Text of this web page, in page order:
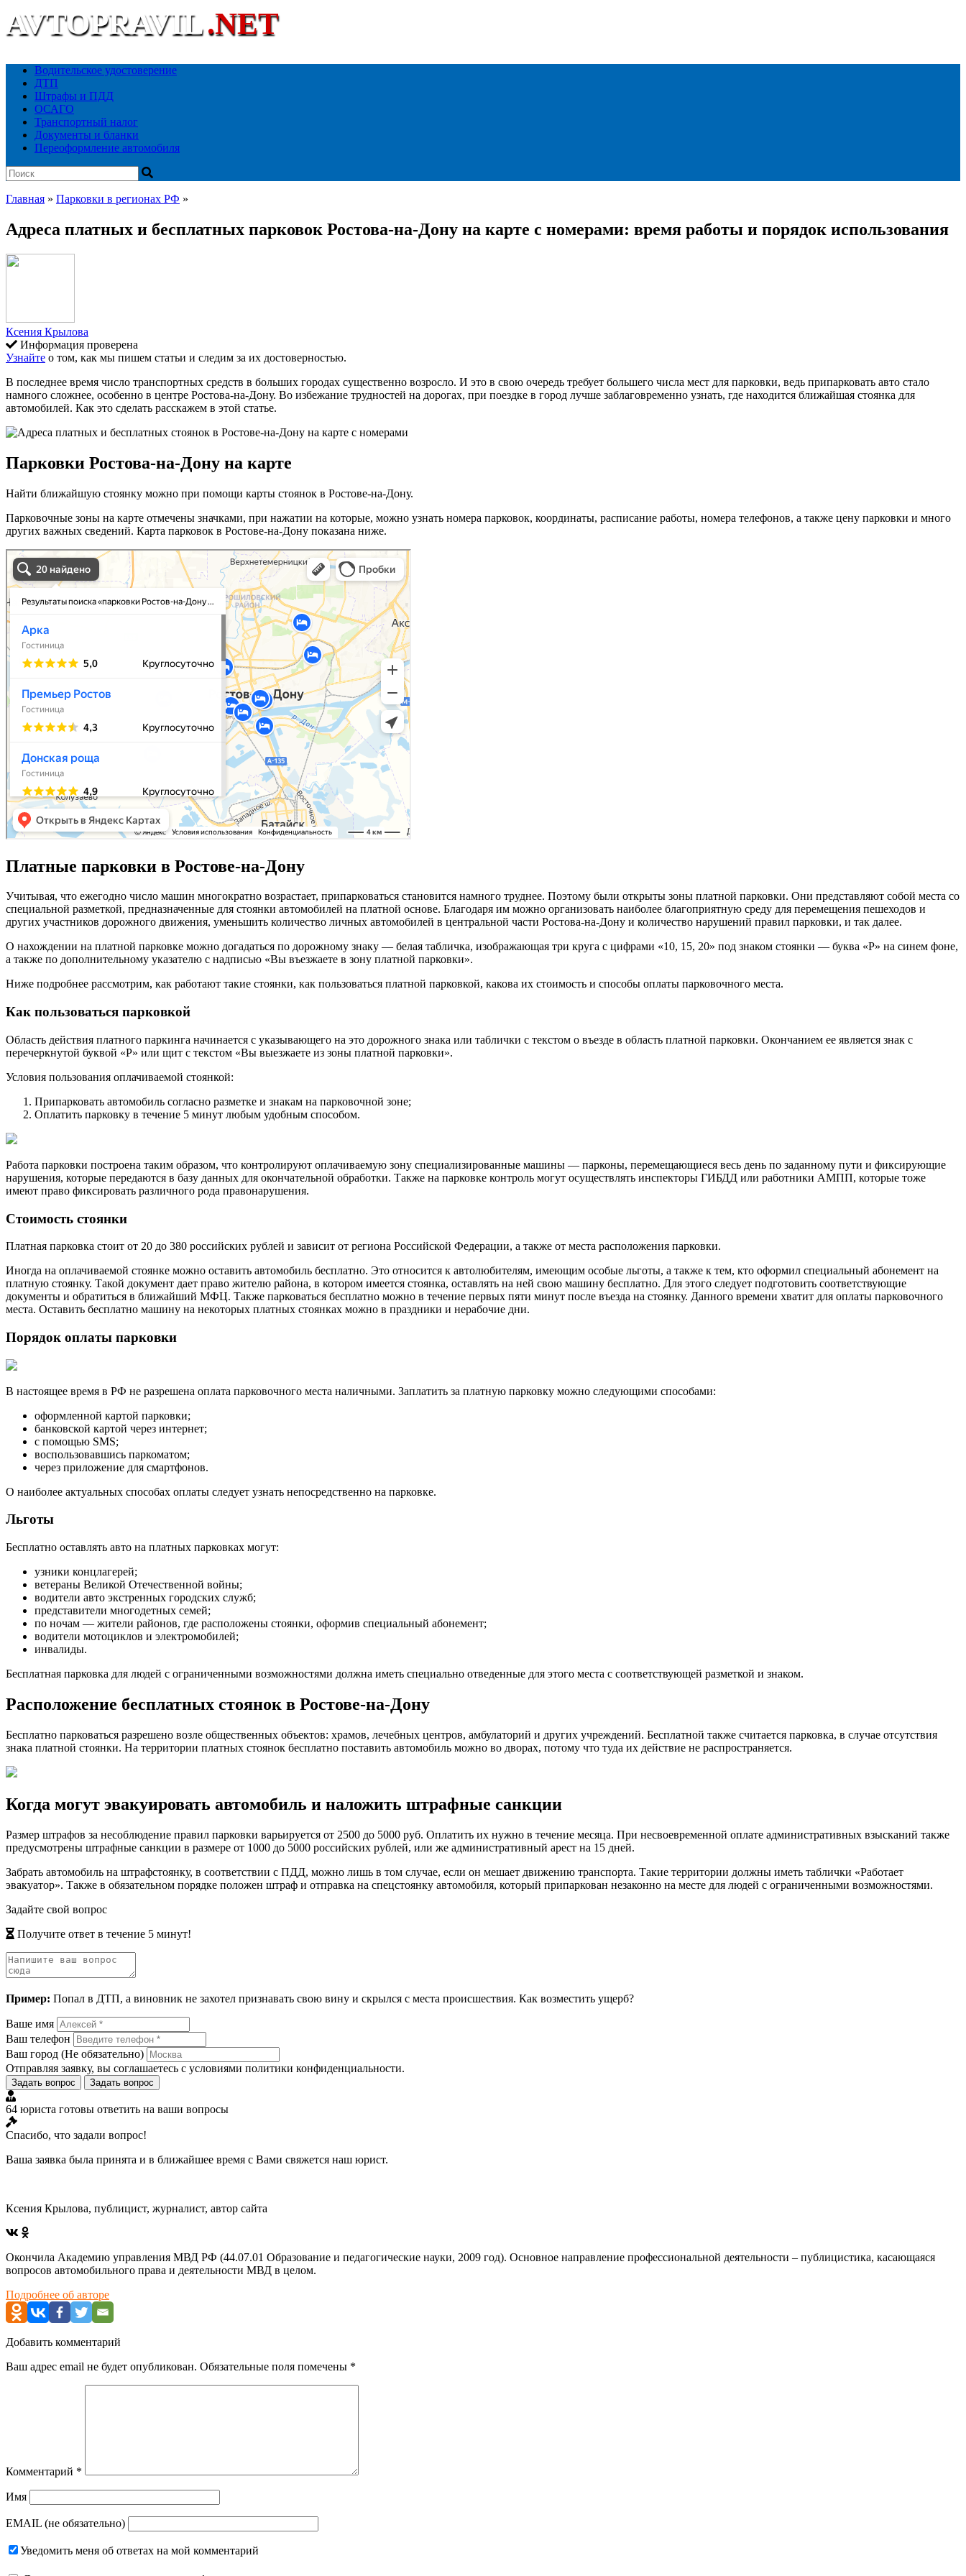
AVTOPRAVIL.NET
Водительское удостоверение
ДТП
Штрафы и ПДД
ОСАГО
Транспортный налог
Документы и бланки
Переоформление автомобиля
Главная » Парковки в регионах РФ »
Адреса платных и бесплатных парковок Ростова-на-Дону на карте с номерами: время работы и порядок использования
Ксения Крылова
Информация проверена
Узнайте о том, как мы пишем статьи и следим за их достоверностью.
В последнее время число транспортных средств в больших городах существенно возросло. И это в свою очередь требует большего числа мест для парковки, ведь припарковать авто стало
намного сложнее, особенно в центре Ростова-на-Дону. Во избежание трудностей на дорогах, при поездке в город лучше заблаговременно узнать, где находится ближайшая стоянка для
автомобилей. Как это сделать расскажем в этой статье.
Парковки Ростова-на-Дону на карте
Найти ближайшую стоянку можно при помощи карты стоянок в Ростове-на-Дону.
Парковочные зоны на карте отмечены значками, при нажатии на которые, можно узнать номера парковок, координаты, расписание работы, номера телефонов, а также цену парковки и много
других важных сведений. Карта парковок в Ростове-на-Дону показана ниже.
Платные парковки в Ростове-на-Дону
Учитывая, что ежегодно число машин многократно возрастает, припарковаться становится намного труднее. Поэтому были открыты зоны платной парковки. Они представляют собой места со
специальной разметкой, предназначенные для стоянки автомобилей на платной основе. Благодаря им можно организовать наиболее благоприятную среду для перемещения пешеходов и
других участников дорожного движения, уменьшить количество личных автомобилей в центральной части Ростова-на-Дону и количество нарушений правил парковки, и так далее.
О нахождении на платной парковке можно догадаться по дорожному знаку — белая табличка, изображающая три круга с цифрами «10, 15, 20» под знаком стоянки — буква «P» на синем фоне,
а также по дополнительному указателю с надписью «Вы въезжаете в зону платной парковки».
Ниже подробнее рассмотрим, как работают такие стоянки, как пользоваться платной парковкой, какова их стоимость и способы оплаты парковочного места.
Как пользоваться парковкой
Область действия платного паркинга начинается с указывающего на это дорожного знака или таблички с текстом о въезде в область платной парковки. Окончанием ее является знак с
перечеркнутой буквой «P» или щит с текстом «Вы выезжаете из зоны платной парковки».
Условия пользования оплачиваемой стоянкой:
Припарковать автомобиль согласно разметке и знакам на парковочной зоне;
Оплатить парковку в течение 5 минут любым удобным способом.
Работа парковки построена таким образом, что контролируют оплачиваемую зону специализированные машины — парконы, перемещающиеся весь день по заданному пути и фиксирующие
нарушения, которые передаются в базу данных для окончательной обработки. Также на парковке контроль могут осуществлять инспекторы ГИБДД или работники АМПП, которые тоже
имеют право фиксировать различного рода правонарушения.
Стоимость стоянки
Платная парковка стоит от 20 до 380 российских рублей и зависит от региона Российской Федерации, а также от места расположения парковки.
Иногда на оплачиваемой стоянке можно оставить автомобиль бесплатно. Это относится к автолюбителям, имеющим особые льготы, а также к тем, кто оформил специальный абонемент на
платную стоянку. Такой документ дает право жителю района, в котором имеется стоянка, оставлять на ней свою машину бесплатно. Для этого следует подготовить соответствующие
документы и обратиться в ближайший МФЦ. Также парковаться бесплатно можно в течение первых пяти минут после въезда на стоянку. Данного времени хватит для оплаты парковочного
места. Оставить бесплатно машину на некоторых платных стоянках можно в праздники и нерабочие дни.
Порядок оплаты парковки
В настоящее время в РФ не разрешена оплата парковочного места наличными. Заплатить за платную парковку можно следующими способами:
оформленной картой парковки;
банковской картой через интернет;
с помощью SMS;
воспользовавшись паркоматом;
через приложение для смартфонов.
О наиболее актуальных способах оплаты следует узнать непосредственно на парковке.
Льготы
Бесплатно оставлять авто на платных парковках могут:
узники концлагерей;
ветераны Великой Отечественной войны;
водители авто экстренных городских служб;
представители многодетных семей;
по ночам — жители районов, где расположены стоянки, оформив специальный абонемент;
водители мотоциклов и электромобилей;
инвалиды.
Бесплатная парковка для людей с ограниченными возможностями должна иметь специально отведенные для этого места с соответствующей разметкой и знаком.
Расположение бесплатных стоянок в Ростове-на-Дону
Бесплатно парковаться разрешено возле общественных объектов: храмов, лечебных центров, амбулаторий и других учреждений. Бесплатной также считается парковка, в случае отсутствия
знака платной стоянки. На территории платных стоянок бесплатно поставить автомобиль можно во дворах, потому что туда их действие не распространяется.
Когда могут эвакуировать автомобиль и наложить штрафные санкции
Размер штрафов за несоблюдение правил парковки варьируется от 2500 до 5000 руб. Оплатить их нужно в течение месяца. При несвоевременной оплате административных взысканий также
предусмотрены штрафные санкции в размере от 1000 до 5000 российских рублей, или же административный арест на 15 дней.
Забрать автомобиль на штрафстоянку, в соответствии с ПДД, можно лишь в том случае, если он мешает движению транспорта. Такие территории должны иметь таблички «Работает
эвакуатор». Также в обязательном порядке положен штраф и отправка на спецстоянку автомобиля, который припаркован незаконно на месте для людей с ограниченными возможностями.
Задайте свой вопрос
Получите ответ в течение 5 минут!
Пример: Попал в ДТП, а виновник не захотел признавать свою вину и скрылся с места происшествия. Как возместить ущерб?
Ваше имя
Ваш телефон
Ваш город (Не обязательно)
Отправляя заявку, вы соглашаетесь с условиями политики конфиденциальности.
Задать вопрос Задать вопрос
64 юриста готовы ответить на ваши вопросы
Спасибо, что задали вопрос!
Ваша заявка была принята и в ближайшее время с Вами свяжется наш юрист.
Ксения Крылова, публицист, журналист, автор сайта
Окончила Академию управления МВД РФ (44.07.01 Образование и педагогические науки, 2009 год). Основное направление профессиональной деятельности – публицистика, касающаяся
вопросов автомобильного права и деятельности МВД в целом.
Подробнее об авторе
Добавить комментарий
Ваш адрес email не будет опубликован. Обязательные поля помечены *
Комментарий *
Имя
EMAIL (не обязательно)
Уведомить меня об ответах на мой комментарий